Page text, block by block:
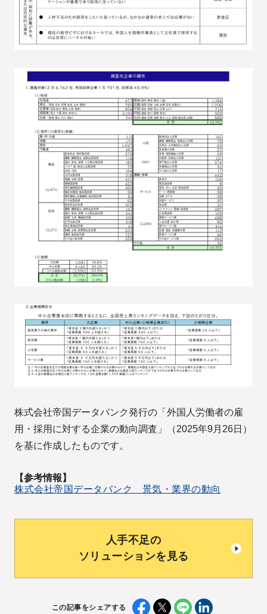
株式会社帝国データバンク発行の「外国人労働者の雇
用・採用に対する企業の動向調査」（2025年9月26日）
を基に作成したものです。
【参考情報】
株式会社帝国データバンク 景気・業界の動向
人手不足の
ソリューションを見る
この記事をシェアする